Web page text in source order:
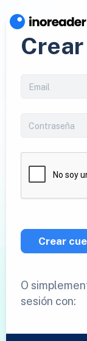
Crear
O
sesión con: